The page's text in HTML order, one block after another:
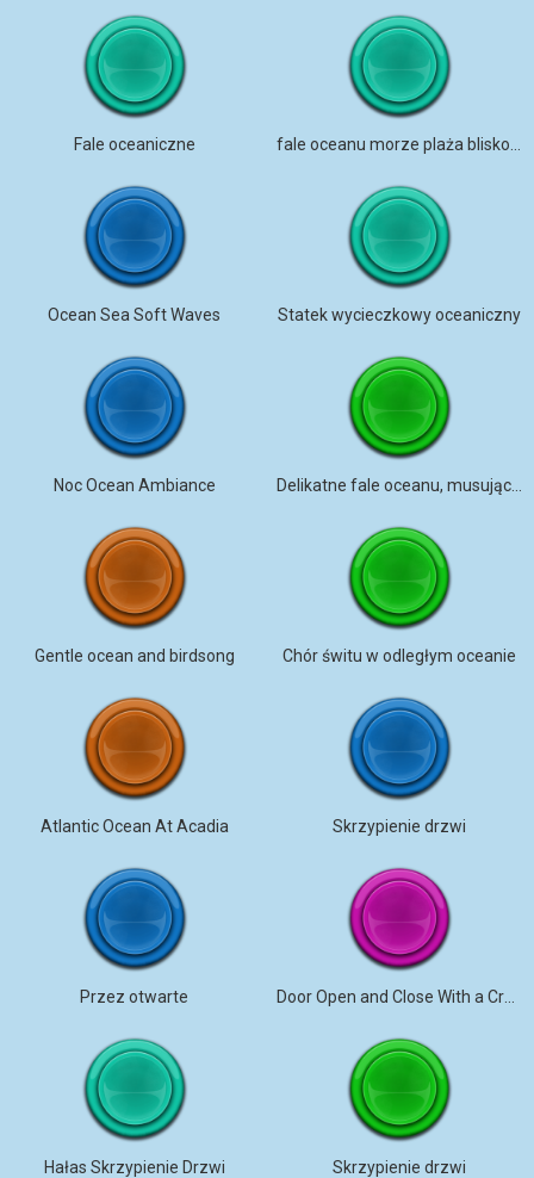
Fale oceaniczne
Ocean Sea Soft Waves Statek wycieczkowy oceaniczny
Noc Ocean Ambiance Delikatne fale oceanu, musujące bąbelki
Gentle ocean and birdsong Chór świtu w odległym oceanie
Atlantic Ocean At Acadia Skrzypienie drzwi
Przez otwarte Door Open and Close With a Creak
Hałas Skrzypienie Drzwi Skrzypienie drzwi